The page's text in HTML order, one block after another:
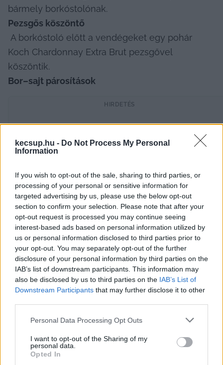
kecsup.hu - Do Not Process My Personal
Information
If you wish to opt-out of the sale, sharing to third parties, or
processing of your personal or sensitive information for
targeted advertising by us, please use the below opt-out
section to confirm your selection. Please note that after your
opt-out request is processed you may continue seeing
interest-based ads based on personal information utilized by
us or personal information disclosed to third parties prior to
your opt-out. You may separately opt-out of the further
disclosure of your personal information by third parties on the
IAB’s list of downstream participants. This information may
also be disclosed by us to third parties on the IAB’s List of
Downstream Participants that may further disclose it to other
Please note that this website/app uses one or more Google
not limited to your visit or usage behaviour. You may click to
grant or deny consent to Google and its third-party tags to
use your data for below specified purposes in below Google
Personal Data Processing Opt Outs
I want to opt-out of the Sharing of my
personal data.
Opted In
bármely borkóstolónak.
Pezsgős köszöntő
Koch Chardonnay Extra Brut pezsgővel
köszöntik.
Bor–sajt párosítások
HIRDETÉS
2. Mediterrán Gomolya aszalt paradicsommal –
Koch Sauvignon Blanc 2025
3. Colby – Koch & Evans Chardonnay 2022
4. Camembert – Koch Villányi Pinot Noir 2020
5. Füstölt Scamorza – Koch Vin Art Classicus
Cabernet Franc 2019
7. Ókécskei Félkemény hegyi sajt – Koch &
Evans Kadarka Rosé